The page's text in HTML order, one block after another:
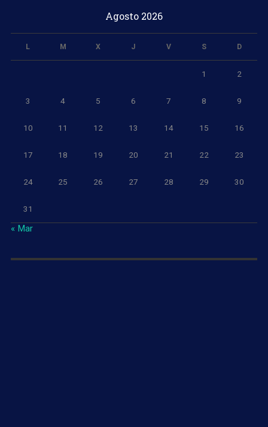
Agosto 2026
L M X J V S D
1 2
3 4 5 6 7 8 9
10 11 12 13 14 15 16
17 18 19 20 21 22 23
24 25 26 27 28 29 30
31
« Mar